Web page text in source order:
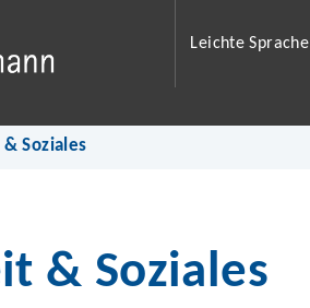
Leichte Sprache
Soziales
& Soziales